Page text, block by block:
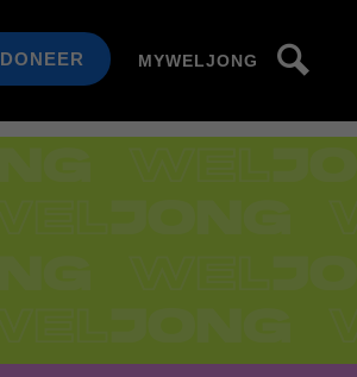
DONEER MYWELJONG